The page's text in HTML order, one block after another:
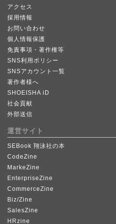
アクセス
採用情報
お問い合わせ
個人情報保護
免責事項・著作権等
SNS利用ポリシー
SNSアカウント一覧
著作者様へ
SHOEISHA iD
社会貢献
外部送信
運営サイト
SEBook 翔泳社の本
CodeZine
MarkeZine
EnterpriseZine
CommerceZine
Biz/Zine
SalesZine
HRzine